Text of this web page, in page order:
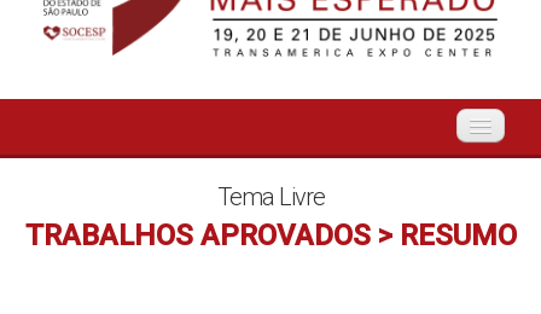
Organização
Tema Livre
TRABALHOS APROVADOS > RESUMO